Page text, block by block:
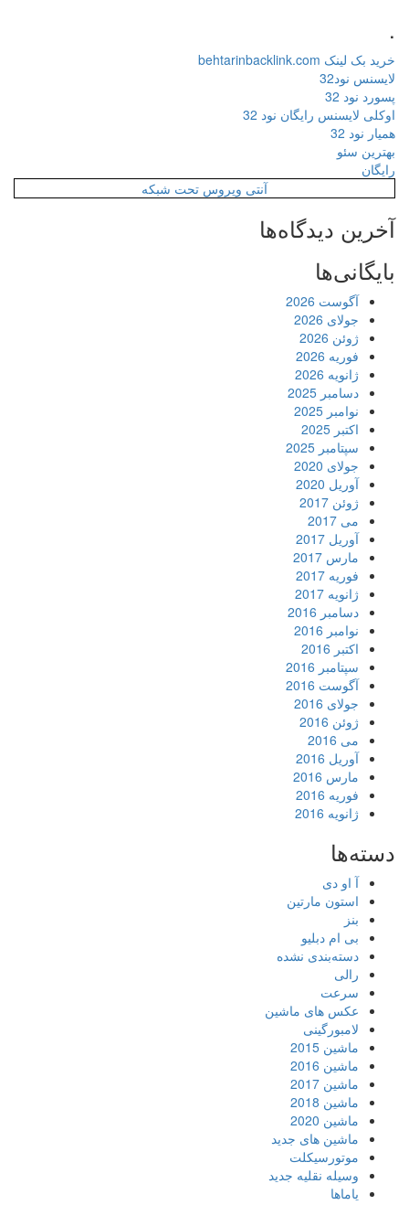
خرید بک لینک behtarinbacklink.com
لایسنس نود32
پسورد نود 32
اوکلی لایسنس رایگان نود 32
همیار نود 32
بهترین سئو
رایگان
آنتی ویروس تحت شبکه
آخرین دیدگاه‌ها
بایگانی‌ها
آگوست 2026
جولای 2026
ژوئن 2026
فوریه 2026
ژانویه 2026
دسامبر 2025
نوامبر 2025
اکتبر 2025
سپتامبر 2025
جولای 2020
آوریل 2020
ژوئن 2017
می 2017
آوریل 2017
مارس 2017
فوریه 2017
ژانویه 2017
دسامبر 2016
نوامبر 2016
اکتبر 2016
سپتامبر 2016
آگوست 2016
جولای 2016
ژوئن 2016
می 2016
آوریل 2016
مارس 2016
فوریه 2016
ژانویه 2016
دسته‌ها
آ او دی
استون مارتین
بنز
بی ام دبلیو
دسته‌بندی نشده
رالی
سرعت
عکس های ماشین
لامبورگینی
ماشین 2015
ماشین 2016
ماشین 2017
ماشین 2018
ماشین 2020
ماشین های جدید
موتورسیکلت
وسیله نقلیه جدید
یاماها